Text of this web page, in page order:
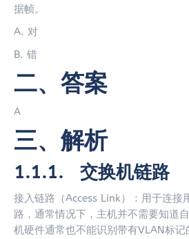
据帧。
A. 对
B. 错
二、答案
A
三、解析
1.1.1. 交换机链路
接入链路（Access Link）：用于连接
路，通常情况下，主机并不需要知道
机硬件通常也不能识别带有VLAN标